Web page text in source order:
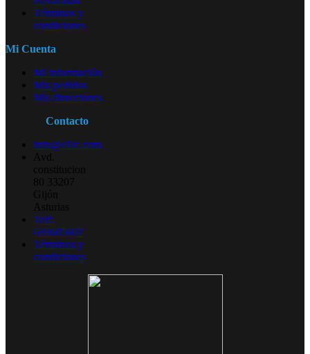
Términos y
condiciones
Mi Cuenta
Mi información
Mis pedidos
Mis direcciones
Contacto
info@e1rc.com
Avd.
constitucion
80 33207
Gijón
Asturias
Telf:
633605607
Términos y
condiciones